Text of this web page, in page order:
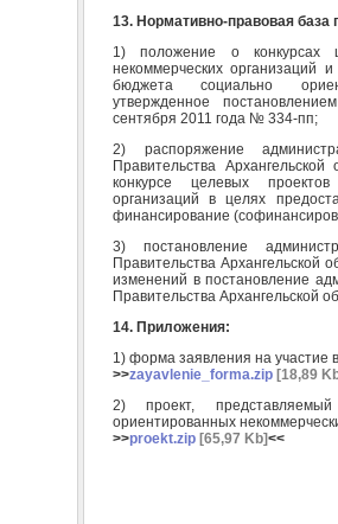
13. Нормативно-правовая база
1) положение о конкурсах
некоммерческих организаций
бюджета социально
утвержденное
сентября 2011 года № 334-пп;
2) распоряжение
Правительства
конкурсе целевых
организаций в целях
финансирование
3) постановление
Правительства Архангельской
изменений в постановление
Правительства Архангельской
14. Приложения:
1) форма заявления на участие
>>zayavlenie_forma.zip [18,89
2) проект,
ориентированных
>>proekt.zip [65,97 Kb]<<